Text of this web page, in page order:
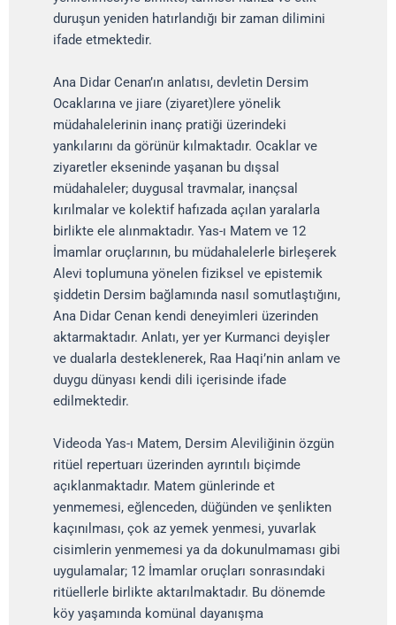
duruşun yeniden hatırlandığı bir zaman dilimini
ifade etmektedir.
Ana Didar Cenan’ın anlatısı, devletin Dersim
Ocaklarına ve jiare (ziyaret)lere yönelik
müdahalelerinin inanç pratiği üzerindeki
yankılarını da görünür kılmaktadır. Ocaklar ve
ziyaretler ekseninde yaşanan bu dışsal
müdahaleler; duygusal travmalar, inançsal
kırılmalar ve kolektif hafızada açılan yaralarla
birlikte ele alınmaktadır. Yas-ı Matem ve 12
İmamlar oruçlarının, bu müdahalelerle birleşerek
Alevi toplumuna yönelen fiziksel ve epistemik
şiddetin Dersim bağlamında nasıl somutlaştığını,
Ana Didar Cenan kendi deneyimleri üzerinden
aktarmaktadır. Anlatı, yer yer Kurmanci deyişler
ve dualarla desteklenerek, Raa Haqi’nin anlam ve
duygu dünyası kendi dili içerisinde ifade
edilmektedir.
Videoda Yas-ı Matem, Dersim Aleviliğinin özgün
ritüel repertuarı üzerinden ayrıntılı biçimde
açıklanmaktadır. Matem günlerinde et
yenmemesi, eğlenceden, düğünden ve şenlikten
kaçınılması, çok az yemek yenmesi, yuvarlak
cisimlerin yenmemesi ya da dokunulmaması gibi
uygulamalar; 12 İmamlar oruçları sonrasındaki
ritüellerle birlikte aktarılmaktadır. Bu dönemde
köy yaşamında komünal dayanışma